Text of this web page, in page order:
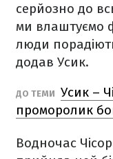
серйозно до
ми влаштуємо
люди
додав Усик.
ДО ТЕМИ Усик –
проморолик
Водночас